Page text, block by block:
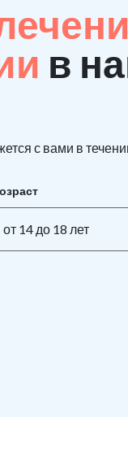
в
с вами в
от 14 до 18 лет